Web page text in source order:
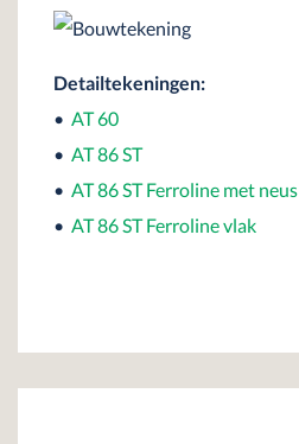
Detailtekeningen:
• AT 60
• AT 86 ST
• AT 86 ST Ferroline met neus
• AT 86 ST Ferroline vlak